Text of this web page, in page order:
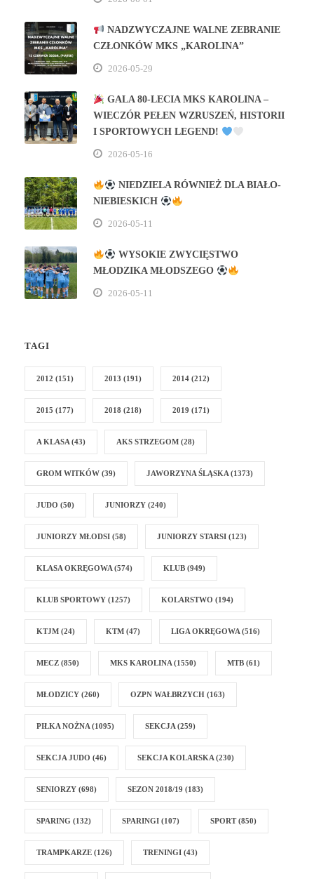
NADZWYCZAJNE WALNE ZEBRANIE
CZŁONKÓW MKS „KAROLINA”
2026-05-29
GALA 80‑LECIA MKS KAROLINA –
WIECZÓR PEŁEN WZRUSZEŃ, HISTORII
I SPORTOWYCH LEGEND!
2026-05-16
NIEDZIELA RÓWNIEŻ DLA BIAŁO-
NIEBIESKICH
2026-05-11
WYSOKIE ZWYCIĘSTWO
MŁODZIKA MŁODSZEGO
2026-05-11
TAGI
2012 (151) 2013 (191) 2014 (212)
2015 (177) 2018 (218) 2019 (171)
A KLASA (43) AKS STRZEGOM (28)
GROM WITKÓW (39) JAWORZYNA ŚLĄSKA (1373)
JUDO (50) JUNIORZY (240)
JUNIORZY MŁODSI (58) JUNIORZY STARSI (123)
KLASA OKRĘGOWA (574) KLUB (949)
KLUB SPORTOWY (1257) KOLARSTWO (194)
KTJM (24) KTM (47) LIGA OKRĘGOWA (516)
MECZ (850) MKS KAROLINA (1550) MTB (61)
MŁODZICY (260) OZPN WAŁBRZYCH (163)
PIŁKA NOŻNA (1095) SEKCJA (259)
SEKCJA JUDO (46) SEKCJA KOLARSKA (230)
SENIORZY (698) SEZON 2018/19 (183)
SPARING (132) SPARINGI (107) SPORT(850)
TRAMPKARZE (126) TRENINGI (43)